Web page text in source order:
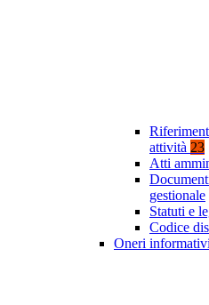
attività 23
Atti
gestionale
Statuti e
Codice
Oneri